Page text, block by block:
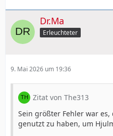
Dr.Ma
Erleuchteter
9. Mai 2026 um 19:36
Zitat von The313
Sein größter Fehler war
genutzt zu haben, um